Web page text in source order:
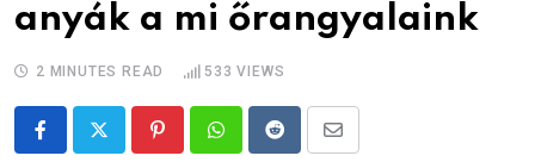
anyák a mi őrangyalaink
2 MINUTES READ 533 VIEWS
PinterestWhatsappRedditShare